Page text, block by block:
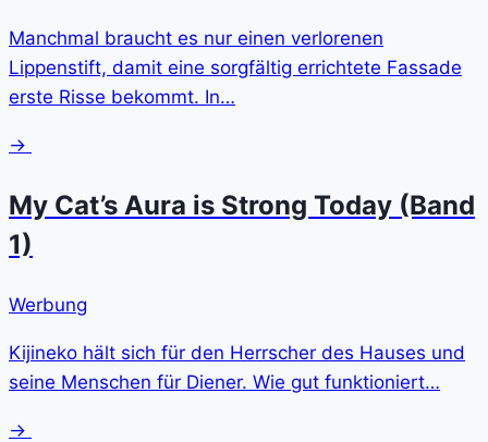
Manchmal braucht es nur einen verlorenen
Lippenstift, damit eine sorgfältig errichtete Fassade
erste Risse bekommt. In…
→
My Cat’s Aura is Strong Today (Band
1)
Werbung
Kijineko hält sich für den Herrscher des Hauses und
seine Menschen für Diener. Wie gut funktioniert…
→